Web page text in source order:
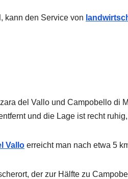
kann den Service von
del Vallo und Campobello di
und die Lage ist recht
Vallo erreicht man nach etwa 5
der zur Hälfte zu